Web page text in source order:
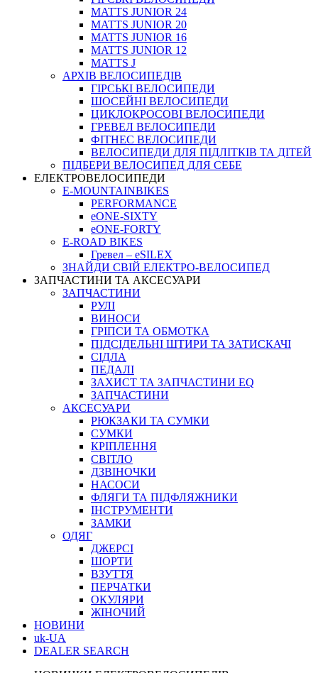
MATTS JUNIOR 24
MATTS JUNIOR 20
MATTS JUNIOR 16
MATTS JUNIOR 12
MATTS J
АРХIВ ВЕЛОСИПЕДIВ
ГІРСЬКІ ВЕЛОСИПЕДИ
ШОСЕЙНІ ВЕЛОСИПЕДИ
ЦИКЛОКРОСОВІ ВЕЛОСИПЕДИ
ГРЕВЕЛ ВЕЛОСИПЕДИ
ФІТНЕС ВЕЛОСИПЕДИ
ВЕЛОСИПЕДИ ДЛЯ ПІДЛІТКІВ ТА ДІТЕЙ
ПIДБЕРИ ВЕЛОСИПЕД ДЛЯ СЕБЕ
ЕЛЕКТРОВЕЛОСИПЕДИ
E-MOUNTAINBIKES
PERFORMANCE
eONE-SIXTY
eONE-FORTY
E-ROAD BIKES
Гревел – eSILEX
ЗНАЙДИ СВІЙ ЕЛЕКТРО-ВЕЛОСИПЕД
ЗАПЧАСТИНИ ТА АКСЕСУАРИ
ЗАПЧАСТИНИ
РУЛІ
ВИНОСИ
ГРІПСИ ТА ОБМОТКА
ПІДСІДЕЛЬНІ ШТИРИ ТА ЗАТИСКАЧІ
СІДЛА
ПЕДАЛІ
ЗАХИСТ ТА ЗАПЧАСТИНИ EQ
ЗАПЧАСТИНИ
АКСЕСУАРИ
РЮКЗАКИ ТА СУМКИ
СУМКИ
КРІПЛЕННЯ
СВІТЛО
ДЗВІНОЧКИ
НАСОСИ
ФЛЯГИ ТА ПІДФЛЯЖНИКИ
ІНСТРУМЕНТИ
ЗАМКИ
ОДЯГ
ДЖЕРСІ
ШОРТИ
ВЗУТТЯ
ПЕРЧАТКИ
ОКУЛЯРИ
ЖІНОЧИЙ
НОВИНИ
uk-UA
DEALER SEARCH